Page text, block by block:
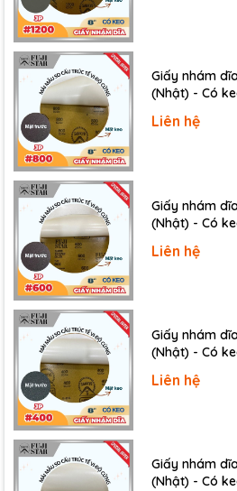
Giấy nhám có độ nhám
P220, P240, P320, P400,
Giấy nhám
(Nhật) - Có
Liên hệ
Giấy nhám
(Nhật) - Có
Liên hệ
Giấy nhám
(Nhật) - Có
Liên hệ
Giấy nhám
(Nhật) - Có